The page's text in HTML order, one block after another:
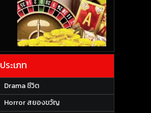
ประเภท
Drama ชีวิต
Horror สยองขวัญ